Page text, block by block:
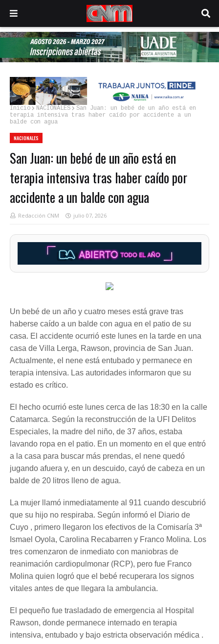
Inicio NACIONALES
San Juan: un bebé de un año está en
terapia intensiva tras haber caído por accidente a un
balde con agua
NACIONALES
San Juan: un bebé de un año está en
terapia intensiva tras haber caído por
accidente a un balde con agua
Redacción CNM julio 07, 2026
Un bebé de un año y cuatro meses está grave tras
haberse caído a un balde con agua en el patio de su
casa. El accidente ocurrió este lunes en la tarde en una
casa de Villa Lerga, Rawson, provincia de San Juan.
Actualmente, el nene está entubado y permanece en
terapia intensiva. Las autoridades informaron que su
estado es crítico.
El hecho ocurrió este lunes cerca de las 18:30 en la calle
Catamarca. Según la reconstrucción de la UFI Delitos
Especiales, la madre del niño, de 37 años, estaba
lavando ropa en el patio. En un momento en el que entró
a la casa para buscar más prendas, el nene quedó
jugando afuera y, en un descuido, cayó de cabeza en un
balde de 20 litros lleno de agua.
La mujer llamó inmediatamente al 911 cuando descubrió
que su hijo no respiraba. Según informó el Diario de
Cuyo , primero llegaron los efectivos de la Comisaría 3ª
Ismael Oyola, Carolina Recabarren y Franco Molina. Los
tres comenzaron de inmediato con maniobras de
reanimación cardiopulmonar (RCP), pero fue Franco
Molina quien logró que el bebé recuperara los signos
vitales antes de que llegara la ambulancia.
El pequeño fue trasladado de emergencia al Hospital
Rawson, donde permanece internado en terapia
intensiva, entubado y bajo estricta observación médica .